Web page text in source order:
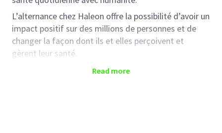
L’alternance chez Haleon offre la possibilité d’avoir un
impact positif sur des millions de personnes et de
changer la façon dont ils et elles perçoivent et
gèrent leur santé.
Nous vous offrons un apprentissage diversifié et
Read more